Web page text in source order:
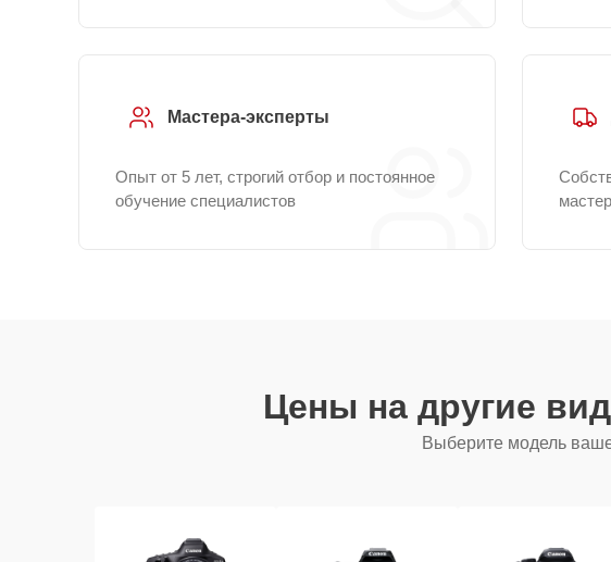
Мастера-эксперты
Опыт от 5 лет, строгий отбор и постоянное
обучение специалистов
Цены на другие
Выберите модель